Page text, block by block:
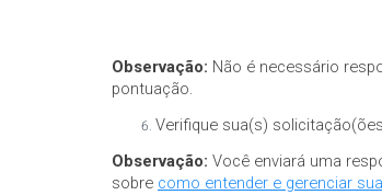
Observação: Não é necessário
pontuação.
Verifique sua(s)
Observação: Você enviará uma
sobre como entender e gerenciar